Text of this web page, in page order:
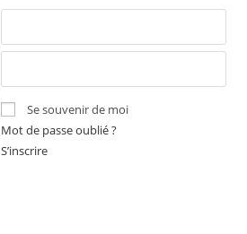
Se souvenir de moi
Mot de passe oublié ?
S’inscrire